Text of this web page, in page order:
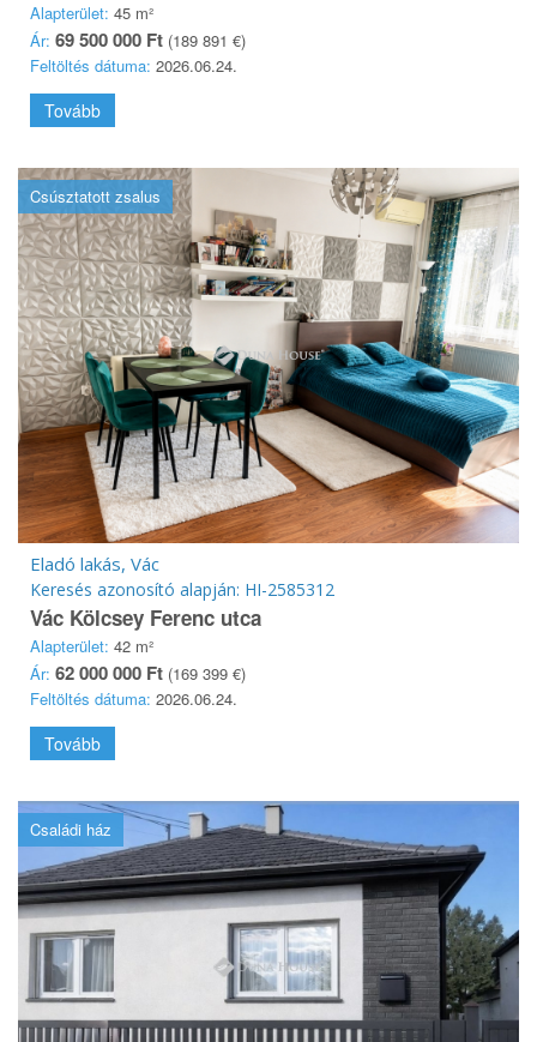
Alapterület: 45 m²
Ár: 69 500 000 Ft (189 891 €)
Feltöltés dátuma: 2026.06.24.
Tovább
Csúsztatott zsalus
Eladó lakás, Vác
Keresés azonosító alapján: HI-2585312
Vác Kölcsey Ferenc utca
Alapterület: 42 m²
Ár: 62 000 000 Ft (169 399 €)
Feltöltés dátuma: 2026.06.24.
Tovább
Családi ház